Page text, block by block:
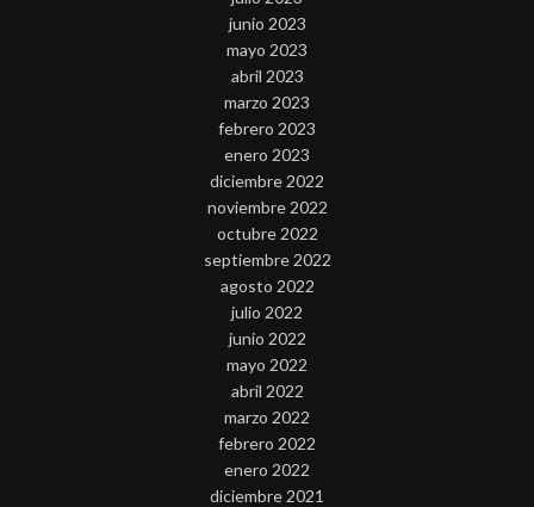
junio 2023
mayo 2023
abril 2023
marzo 2023
febrero 2023
enero 2023
diciembre 2022
noviembre 2022
octubre 2022
septiembre 2022
agosto 2022
julio 2022
junio 2022
mayo 2022
abril 2022
marzo 2022
febrero 2022
enero 2022
diciembre 2021